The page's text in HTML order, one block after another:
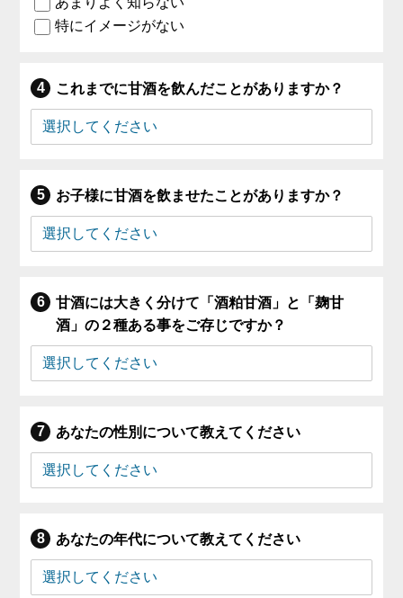
特にイメージがない
これまでに甘酒を飲んだことがありますか？
お子様に甘酒を飲ませたことがありますか？
甘酒には大きく分けて「酒粕甘酒」と「麹甘
酒」の２種ある事をご存じですか？
あなたの性別について教えてください
あなたの年代について教えてください